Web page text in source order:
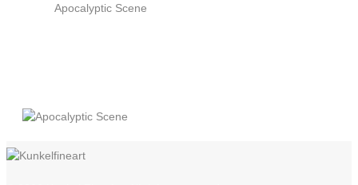
Apocalyptic Scene